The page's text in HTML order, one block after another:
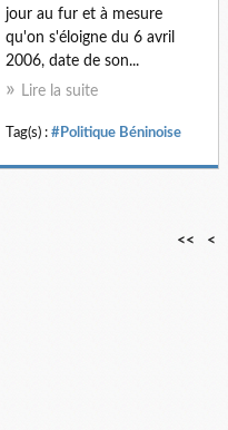
jour au fur et à mesure
qu'on s'éloigne du 6 avril
2006, date de son...
Lire la suite
Tag(s) : #Politique Béninoise
<< <